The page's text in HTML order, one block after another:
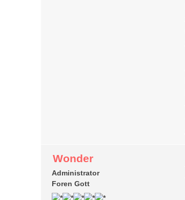
Wonder
Administrator
Foren Gott